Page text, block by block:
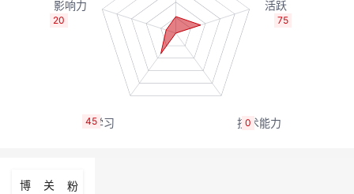
75
0
45
20
博
关
粉